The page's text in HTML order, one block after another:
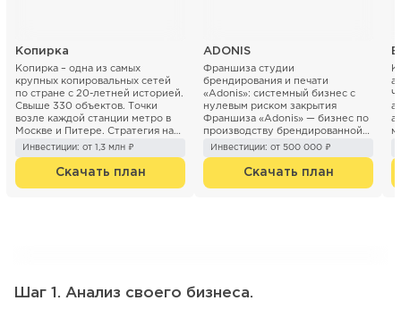
Копирка
Копирка – одна из самых
крупных копировальных сетей
по стране с 20-летней историей.
Свыше 330 объектов. Точки
возле каждой станции метро в
Москве и Питере. Стратегия на
ближайшие 3 года ...
Инвестиции: от 1,3 млн ₽
Скачать план
ADONIS
Франшиза студии
брендирования и печати
«Adonis»: системный бизнес с
нулевым риском закрытия
Франшиза «Adonis» — бизнес по
производству брендированной
продукции (печать...
Инвестиции: от 500 000 ₽
Скачать план
Шаг 1. Анализ своего бизнеса.